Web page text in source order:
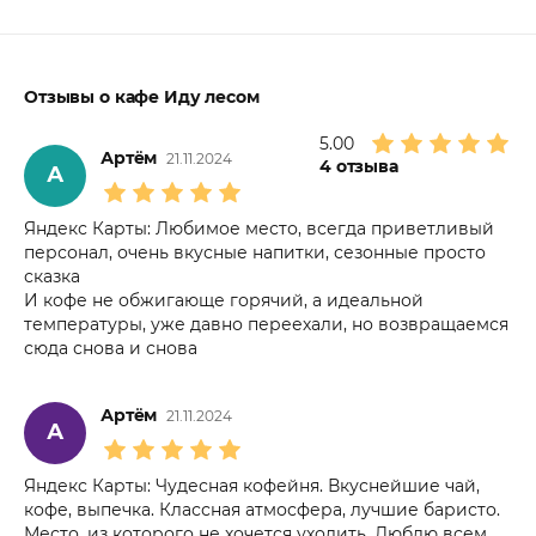
Отзывы о кафе Иду лесом
5.00
4отзыва
А
Артём 21.11.2024
Яндекс Карты: Любимое место, всегда приветливый
персонал, очень вкусные напитки, сезонные просто
сказка
И кофе не обжигающе горячий, а идеальной
температуры, уже давно переехали, но возвращаемся
сюда снова и снова
А
Артём 21.11.2024
Яндекс Карты: Чудесная кофейня. Вкуснейшие чай,
кофе, выпечка. Классная атмосфера, лучшие баристо.